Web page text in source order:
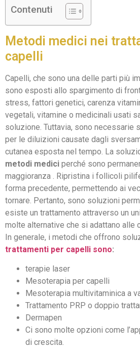
Contenuti
Metodi medici nei
capelli
Capelli, che sono una delle parti più
sono esposti allo spargimento di
stress, fattori genetici, carenza
vegetali, vitamine o medicinali usati
soluzione. Tuttavia, sono necessarie
per le diluizioni causate dagli
cutanea esposta nel tempo. La
metodi medici perché sono
maggioranza . Ripristina i follicoli
forma precedente, permettendo ai
tornare. Pertanto, sono soluzioni
esiste un trattamento attraverso un
molte alternative che si adattano alle
In generale, i metodi che offrono
trattamenti per capelli sono:
terapie laser
Mesoterapia per capelli
Mesoterapia multivitaminica a
Trattamento PRP o doppio
Dermapen
Ci sono molte opzioni come
di crescita.